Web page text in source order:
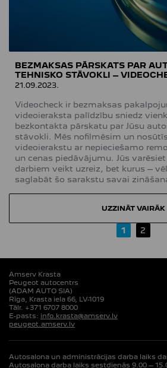
BEZMAKSAS PĀRSKATS PAR
TEHNISKO STĀVOKLI –
21.09.2023.
Videocheck ir bezmaksas
videoieraksta palīdzību sniedz
bezkontakta pārskatu par Jūsu
stāvokli. Mēs nofilmēsim un
videoierakstu ar nepieciešamo
un cenas piedāvājumu. Jūs
darbiem veikt uzreiz, bet kurus –
saglabāt šo sarakstu savai
UZZINĀT VAIRĀK
1 2
Amserv Krasta
Peugeot autocentrs
(ADAM AUTO SIA)
Rīga, Krasta iela 66, LV-1019
Tālr. +371 6707 8000
E-pasts: info.krasta@amserv.lv
peugeot.amserv.lv
Autosalona un administrācijas darba laiks
Autosalona darba laiks sestdienās 9.00 –